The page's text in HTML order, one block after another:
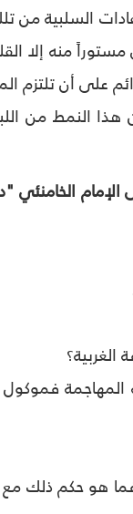
السلبية من
منه إلا
على أن تلتزم
هذا النمط من
الإمام الخامنئي
المهاجمة
فما هو حكم ذلك مع